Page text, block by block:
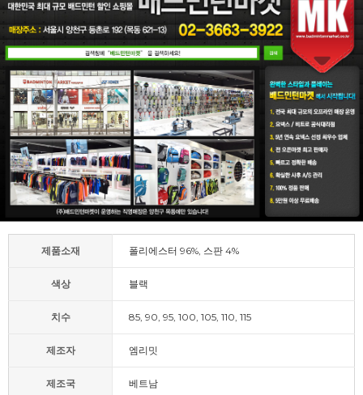
제품소재 폴리에스터 96%, 스판 4%
색상 블랙
치수 85, 90, 95, 100, 105, 110, 115
제조자 엠리밋
제조국 베트남